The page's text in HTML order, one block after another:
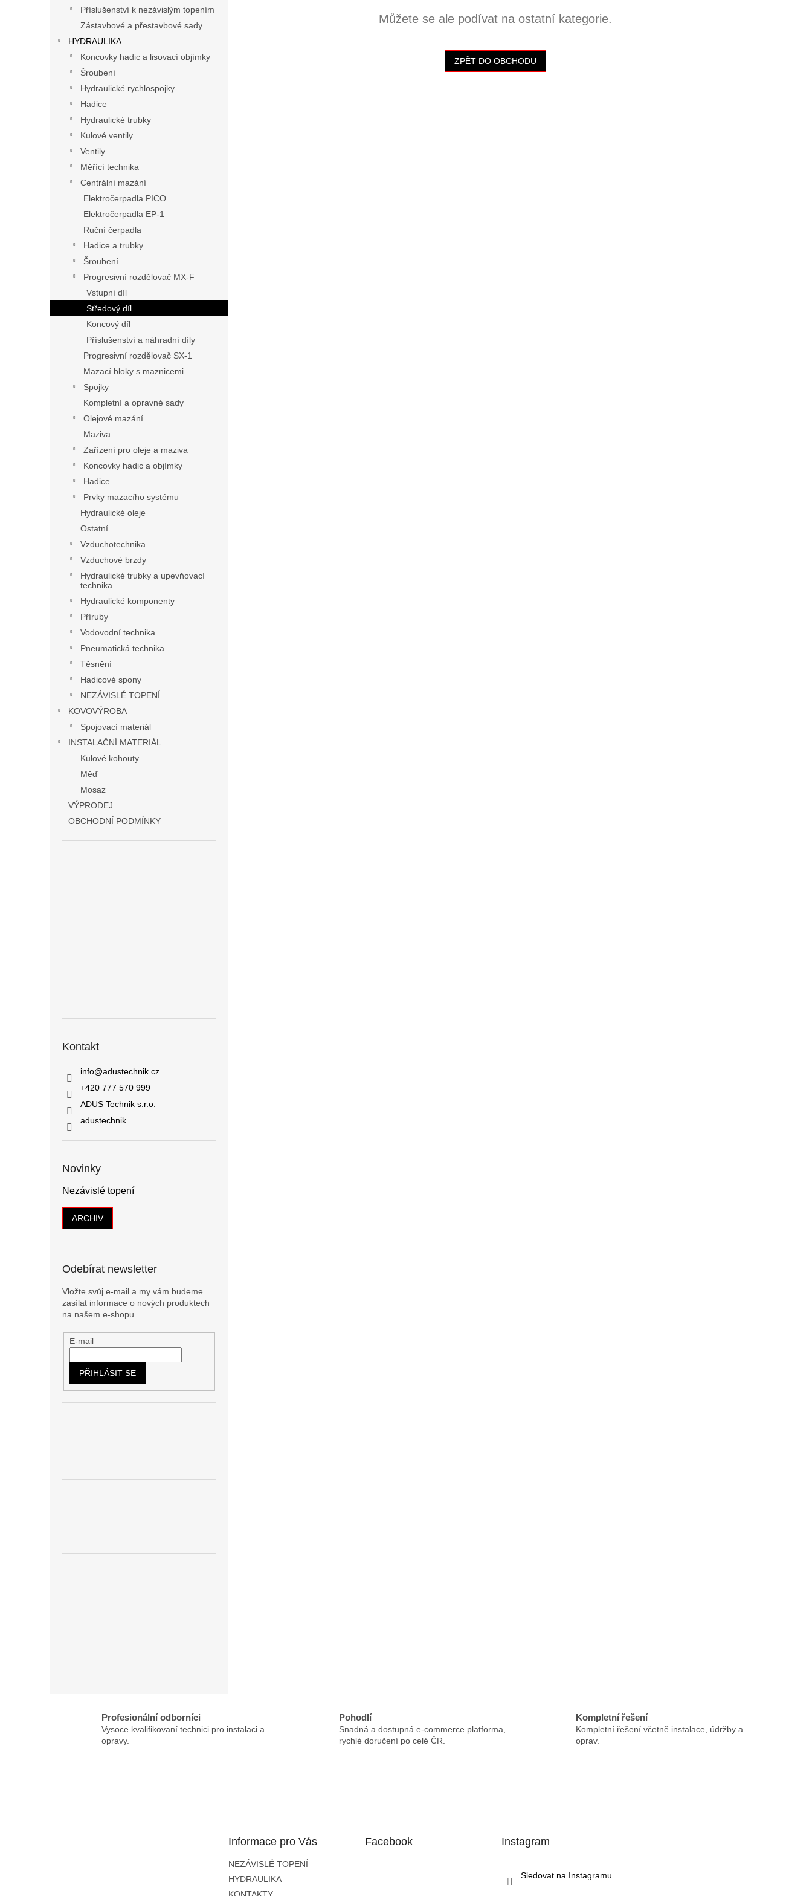
Příslušenství k nezávislým topením
Zástavbové a přestavbové sady
HYDRAULIKA
Koncovky hadic a lisovací objímky
Šroubení
Hydraulické rychlospojky
Hadice
Hydraulické trubky
Kulové ventily
Ventily
Měřící technika
Centrální mazání
Elektročerpadla PICO
Elektročerpadla EP-1
Ruční čerpadla
Hadice a trubky
Šroubení
Progresivní rozdělovač MX-F
Vstupní díl
Středový díl
Koncový díl
Příslušenství a náhradní díly
Progresivní rozdělovač SX-1
Mazací bloky s maznicemi
Spojky
Kompletní a opravné sady
Olejové mazání
Maziva
Zařízení pro oleje a maziva
Koncovky hadic a objímky
Hadice
Prvky mazacího systému
Hydraulické oleje
Ostatní
Vzduchotechnika
Vzduchové brzdy
Hydraulické trubky a upevňovací
technika
Hydraulické komponenty
Příruby
Vodovodní technika
Pneumatická technika
Těsnění
Hadicové spony
NEZÁVISLÉ TOPENÍ
KOVOVÝROBA
Spojovací materiál
INSTALAČNÍ MATERIÁL
Kulové kohouty
Měď
Mosaz
VÝPRODEJ
OBCHODNÍ PODMÍNKY
Kontakt
info@adustechnik.cz
+420 777 570 999
ADUS Technik s.r.o.
adustechnik
Novinky
Nezávislé topení
ARCHIV
Odebírat newsletter
Vložte svůj e-mail a my vám budeme
zasílat informace o nových produktech
na našem e-shopu.
E-mail
PŘIHLÁSIT SE
Můžete se ale podívat na ostatní kategorie.
ZPĚT DO OBCHODU
Profesionální odborníci
Vysoce kvalifikovaní technici pro instalaci a
opravy.
Pohodlí
Snadná a dostupná e-commerce platforma,
rychlé doručení po celé ČR.
Kompletní řešení
Kompletní řešení včetně instalace, údržby a
oprav.
Informace pro Vás
NEZÁVISLÉ TOPENÍ
HYDRAULIKA
Facebook Instagram
Sledovat na Instagramu